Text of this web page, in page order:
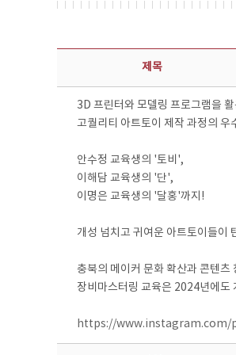
콘텐츠이슈 상세보기 - 제목, 담당부서, 담당자, 담당연락처, 내용, 첨부파일 정보 제공
제목
3D 프린터와 모델링 프로그램을
고퀄리티 아트토이 제작 과정의 우
안수정 교육생의 '토비',
이해담 교육생의 '단',
이명은 교육생의 '달홍'까지!
개성 넘치고 귀여운 아트토이들이
충북의 메이커 문화 확산과 콘텐츠
장비마스터링 교육은 2024년에도
https://www.instagram.com/